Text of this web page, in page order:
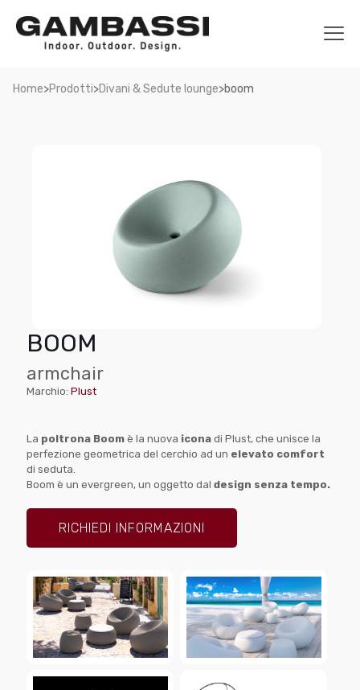
Home>Prodotti>Divani & Sedute lounge>boom
BOOM
armchair
Marchio: Plust
La poltrona Boom è la nuova icona di Plust, che unisce la
perfezione geometrica del cerchio ad un elevato comfort
di seduta.
Boom è un evergreen, un oggetto dal design senza tempo.
RICHIEDI INFORMAZIONI